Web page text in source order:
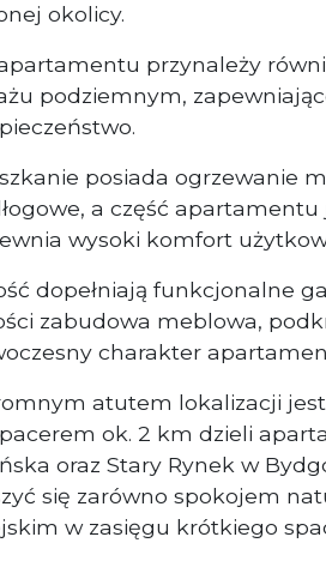
okolicy.
przynależy
podziemnym,
posiada ogrzewanie
a część
wysoki komfort
dopełniają funkcjonalne
zabudowa meblowa,
charakter
atutem lokalizacji
ok. 2 km dzieli
oraz Stary Rynek w
się zarówno spokojem
w zasięgu krótkiego